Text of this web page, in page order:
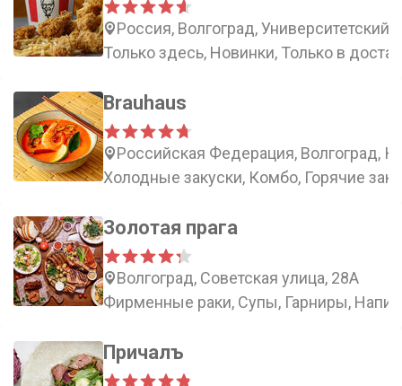
Россия, Волгоград, Университетский
Только здесь, Новинки, Только в
Brauhaus
Российская Федерация, Волгоград,
Холодные закуски, Комбо, Горячие
Золотая прага
Волгоград, Советская улица, 28А
Фирменные раки, Супы, Гарниры,
Причалъ